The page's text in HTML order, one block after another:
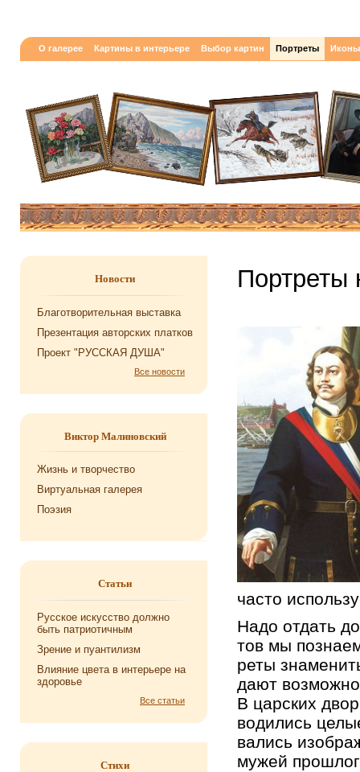
О галерее Картины в интерьере Выбор картин Портреты Иконы
Новости
Благотворительная выставка
Презентация авторских платков
Проект "РУССКАЯ ДУША"
Все новости
Виктор Малиновский
Жизнь и творчество
Виртуальная галерея
Поэзия
Статьи
Русское искусство должно
быть патриотичным
Зрение и пуантилизм
Влияние цвета в интерьере на
здоровье
Все статьи
Стихи
Портреты
часто
Надо от­дать
тов мы
ре­ты
дают
В цар­ских
во­ди­лись
ва­лись
мужей